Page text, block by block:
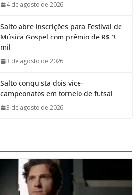
4 de agosto de 2026
Salto abre inscrições para Festival de
Música Gospel com prêmio de R$ 3
mil
3 de agosto de 2026
Salto conquista dois vice-
campeonatos em torneio de futsal
3 de agosto de 2026